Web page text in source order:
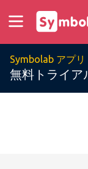
Symbolab アプリ
無料トライア